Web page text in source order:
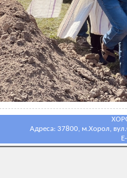
Адреса: 37800, м.Хорол,